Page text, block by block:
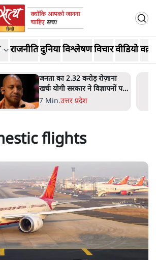
राजनीतिदुनियाविश्लेषणविचारवीडियो
जनता का 2.32 करोड़ रोज़ाना
खर्चः योगी सरकार ने विज्ञापनों पर
उड़ाने में मोदी 3.0 को भी पीछे
7 Min.उत्तर प्रदेश
flights